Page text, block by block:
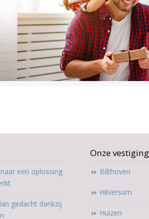
een oplossing
gedacht dankzij
Onze
Bilthoven
Hilversum
Huizen